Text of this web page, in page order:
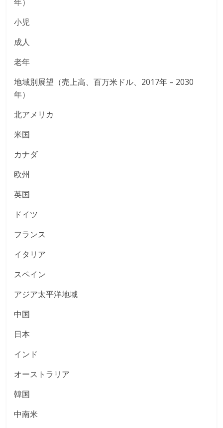
小児
成人
老年
地域別展望（売上高、百万米ドル、2017年 – 2030
年）
北アメリカ
米国
カナダ
欧州
英国
ドイツ
フランス
イタリア
スペイン
アジア太平洋地域
中国
日本
インド
オーストラリア
韓国
中南米